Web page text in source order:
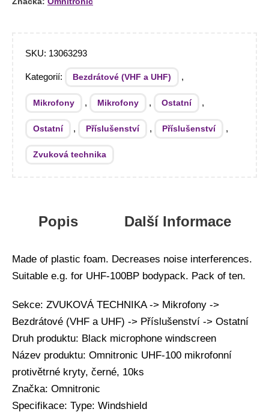
SKU: 13063293
Kategorií: Bezdrátové (VHF a UHF) ,
Mikrofony , Mikrofony , Ostatní ,
Ostatní , Příslušenství , Příslušenství ,
Zvuková technika
Popis Další Informace
Made of plastic foam. Decreases noise interferences.
Suitable e.g. for UHF-100BP bodypack. Pack of ten.
Sekce: ZVUKOVÁ TECHNIKA -> Mikrofony ->
Bezdrátové (VHF a UHF) -> Příslušenství -> Ostatní
Druh produktu: Black microphone windscreen
Název produktu: Omnitronic UHF-100 mikrofonní
protivětrné kryty, černé, 10ks
Značka: Omnitronic
Specifikace: Type: Windshield